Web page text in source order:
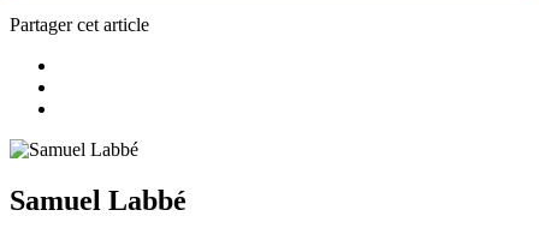
Partager cet article
Samuel Labbé